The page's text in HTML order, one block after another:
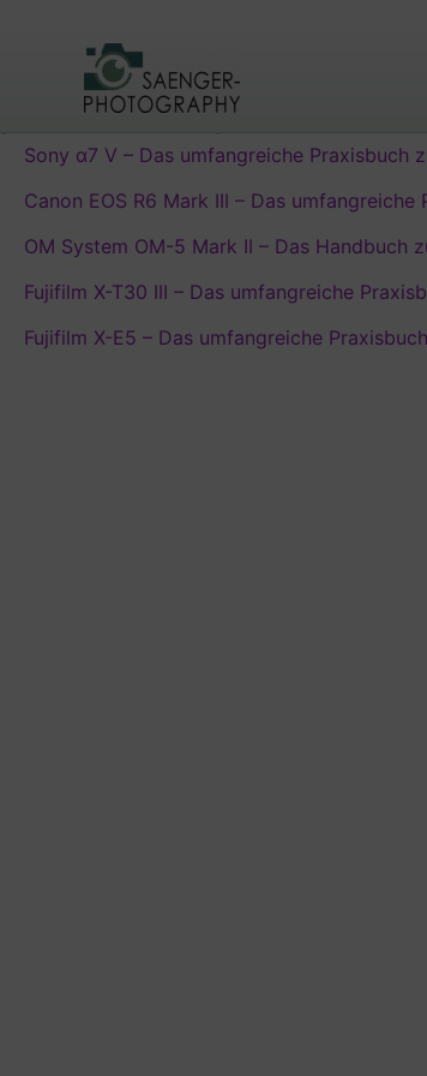
Testseite
Sony α7 V – Das umfangreiche Praxisbuch
Canon EOS R6 Mark III – Das umfangreiche
OM System OM-5 Mark II – Das Handbuch
Fujifilm X-T30 III – Das umfangreiche
Fujifilm X-E5 – Das umfangreiche